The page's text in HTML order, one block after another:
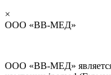
×
ООО «ВВ-МЕД»
ООО «ВВ-МЕД»